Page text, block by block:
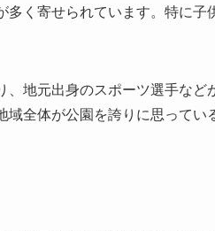
く寄せられています。特に子
地元出身のスポーツ選手など
全体が公園を誇りに思ってい